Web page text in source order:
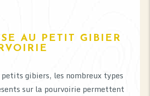
AU PETIT GIBIER
gibiers, les nombreux types
sur la pourvoirie permettent